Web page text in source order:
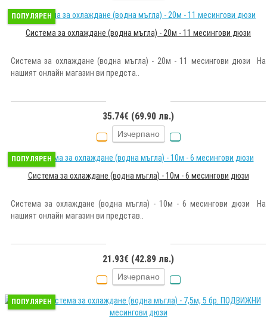
ПОПУЛЯРЕН
Система за охлаждане (водна мъгла) - 20м - 11 месингови дюзи
Система за охлаждане (водна мъгла) - 20м - 11 месингови дюзи На
нашият онлайн магазин ви предста..
35.74€ (69.90 лв.)
Изчерпано
ПОПУЛЯРЕН
Система за охлаждане (водна мъгла) - 10м - 6 месингови дюзи
Система за охлаждане (водна мъгла) - 10м - 6 месингови дюзи На
нашият онлайн магазин ви представ..
21.93€ (42.89 лв.)
Изчерпано
ПОПУЛЯРЕН